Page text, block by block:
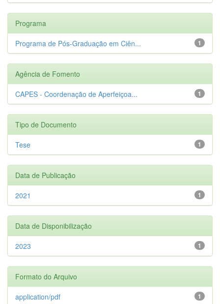
Programa
1
Programa de Pós-Graduação em Ciên...
Agência de Fomento
1
CAPES - Coordenação de Aperfeiçoa...
Tipo de Documento
1
Tese
Data de Publicação
1
2021
Data de Disponibilização
1
2023
Formato do Arquivo
1
application/pdf